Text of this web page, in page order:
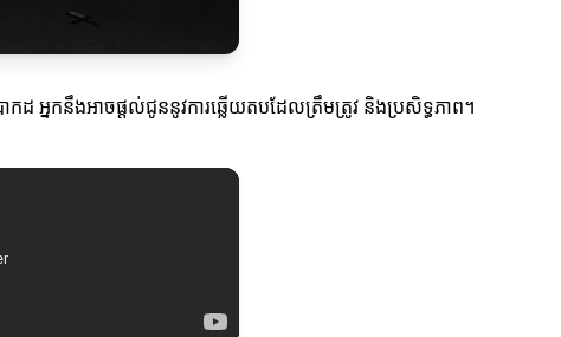
អ្នកនឹងអាចផ្តល់ជូននូវការឆ្លើយតបដែលត្រឹមត្រូវ និងប្រសិទ្ធភាព។